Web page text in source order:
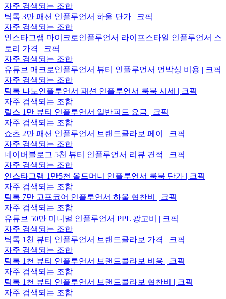
자주 검색되는 조합
틱톡 3만 패션 인플루언서 하울 단가 | 크픽
자주 검색되는 조합
인스타그램 마이크로인플루언서 라이프스타일 인플루언서 스
토리 가격 | 크픽
자주 검색되는 조합
유튜브 매크로인플루언서 뷰티 인플루언서 언박싱 비용 | 크픽
자주 검색되는 조합
틱톡 나노인플루언서 패션 인플루언서 룩북 시세 | 크픽
자주 검색되는 조합
릴스 1만 뷰티 인플루언서 일반피드 요금 | 크픽
자주 검색되는 조합
쇼츠 2만 패션 인플루언서 브랜드콜라보 페이 | 크픽
자주 검색되는 조합
네이버블로그 5천 뷰티 인플루언서 리뷰 견적 | 크픽
자주 검색되는 조합
인스타그램 1만5천 올드머니 인플루언서 룩북 단가 | 크픽
자주 검색되는 조합
틱톡 7만 고프코어 인플루언서 하울 협찬비 | 크픽
자주 검색되는 조합
유튜브 50만 미니멀 인플루언서 PPL 광고비 | 크픽
자주 검색되는 조합
틱톡 1천 뷰티 인플루언서 브랜드콜라보 가격 | 크픽
자주 검색되는 조합
틱톡 1천 뷰티 인플루언서 브랜드콜라보 비용 | 크픽
자주 검색되는 조합
틱톡 1천 뷰티 인플루언서 브랜드콜라보 협찬비 | 크픽
자주 검색되는 조합